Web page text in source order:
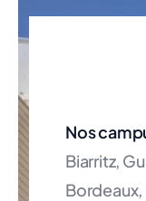
Nos
Biarritz,
Bordeaux,